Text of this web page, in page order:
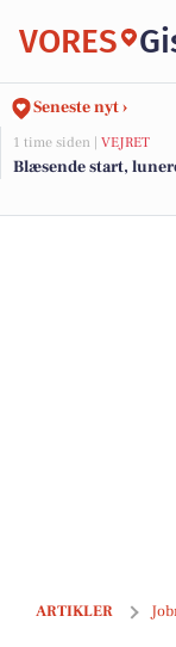
VORES
Seneste nyt ›
1 time siden | VEJRET
Blæsende start,
ARTIKLER
Bliv